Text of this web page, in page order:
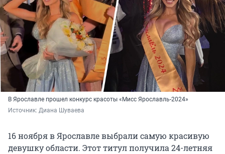
В Ярославле прошел конкурс красоты «Мисс Ярославль-2024»
Источник: Диана Шуваева
16 ноября в Ярославле выбрали самую красивую
девушку области. Этот титул получила 24-летняя